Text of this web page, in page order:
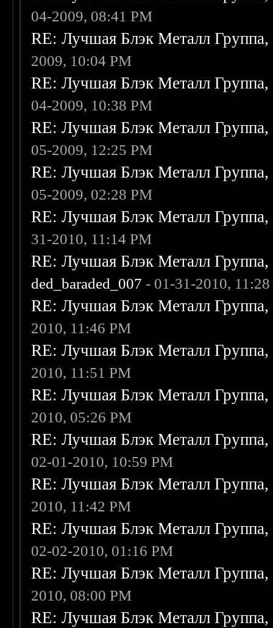
04-2009, 08:41 PM
RE: Лучшая Блэк Металл
2009, 10:04 PM
RE: Лучшая Блэк Металл
04-2009, 10:38 PM
RE: Лучшая Блэк Металл
05-2009, 12:25 PM
RE: Лучшая Блэк Металл
05-2009, 02:28 PM
RE: Лучшая Блэк Металл
31-2010, 11:14 PM
RE: Лучшая Блэк Металл
ded_baraded_007 - 01-31-2010,
RE: Лучшая Блэк Металл
2010, 11:46 PM
RE: Лучшая Блэк Металл
2010, 11:51 PM
RE: Лучшая Блэк Металл
2010, 05:26 PM
RE: Лучшая Блэк Металл
02-01-2010, 10:59 PM
RE: Лучшая Блэк Металл
2010, 11:42 PM
RE: Лучшая Блэк Металл
02-02-2010, 01:16 PM
RE: Лучшая Блэк Металл
2010, 08:00 PM
RE: Лучшая Блэк Металл